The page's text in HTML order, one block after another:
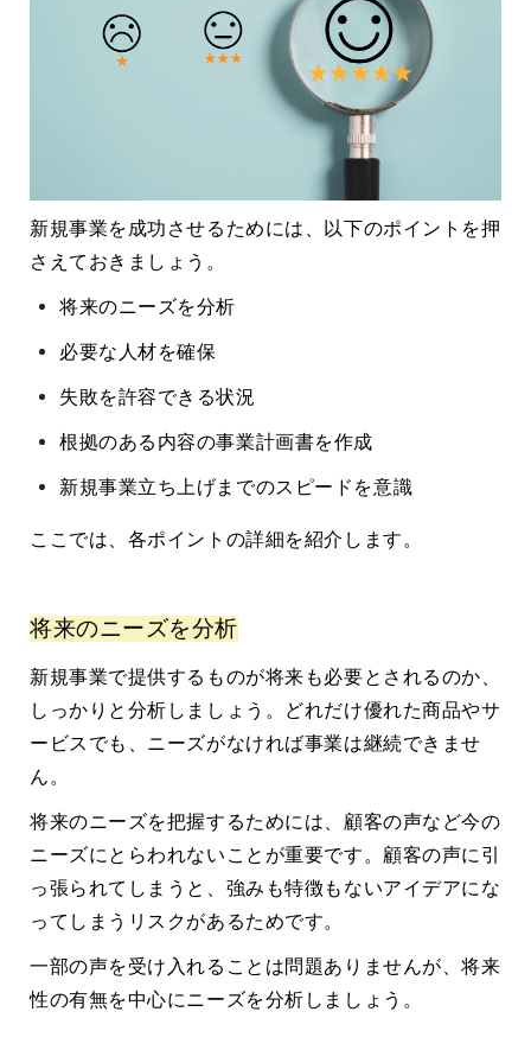
新規事業を成功させるためには、以下のポイントを押
さえておきましょう。
将来のニーズを分析
必要な人材を確保
失敗を許容できる状況
根拠のある内容の事業計画書を作成
新規事業立ち上げまでのスピードを意識
ここでは、各ポイントの詳細を紹介します。
将来のニーズを分析
新規事業で提供するものが将来も必要とされるのか、
しっかりと分析しましょう。どれだけ優れた商品やサ
ービスでも、ニーズがなければ事業は継続できませ
ん。
将来のニーズを把握するためには、顧客の声など今の
ニーズにとらわれないことが重要です。顧客の声に引
っ張られてしまうと、強みも特徴もないアイデアにな
ってしまうリスクがあるためです。
一部の声を受け入れることは問題ありませんが、将来
性の有無を中心にニーズを分析しましょう。